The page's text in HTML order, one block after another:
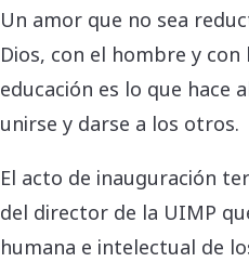
Un amor que no sea
Dios, con el hombre y
educación es lo que hace
unirse y darse a los otros.
El acto de inauguración
del director de la UIMP
humana e intelectual de